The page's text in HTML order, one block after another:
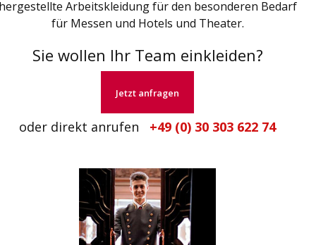
Arbeitskleidung für den besonderen Bedarf
für Messen und Hotels und Theater.
Sie wollen Ihr Team einkleiden?
Jetzt anfragen
oder direkt anrufen +49 (0) 30 303 622 74